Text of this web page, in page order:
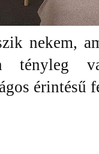
nekem,
tényleg
érintésű